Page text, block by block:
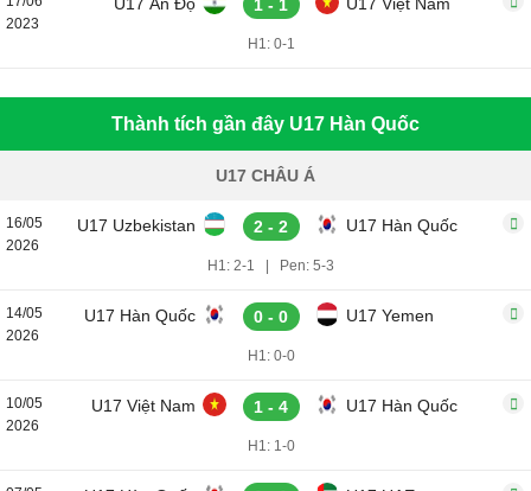
2023
1 - 1
H1: 0-1
Thành tích gần đây U17 Hàn Quốc
U17 CHÂU Á
16/05
2026
U17 Uzbekistan 2 - 2 U17 Hàn Quốc
H1: 2-1 Pen: 5-3
14/05
2026
U17 Hàn Quốc 0 - 0 U17 Yemen
H1: 0-0
10/05
2026
U17 Việt Nam 1 - 4 U17 Hàn Quốc
H1: 1-0